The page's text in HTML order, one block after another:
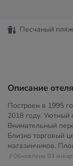
Песчаный пляж
Описание
Построен в 1995
2018 году.
Внимательный
Близко торговый
магазинчиков.
// Обновлено 03